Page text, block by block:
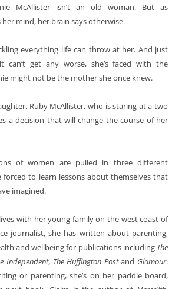
McAllister isn’t an old woman. But as
her mind, her brain says otherwise.
everything life can throw at her. And just
can’t get any worse, she’s faced with the
might not be the mother she once knew.
Ruby McAllister, who is staring at a two
a decision that will change the course of her
of women are pulled in three different
forced to learn lessons about themselves that
imagined.
with her young family on the west coast of
journalist, she has written about parenting,
and wellbeing for publications including The
Independent, The Huffington Postand Glamour.
or parenting, she’s on her paddle board,